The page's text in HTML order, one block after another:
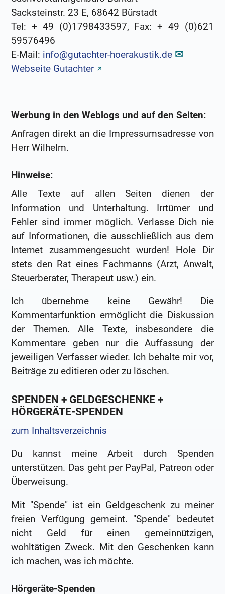
Sacksteinstr. 23 E, 68642 Bürstadt
Tel: + 49 (0)1798433597, Fax: + 49 (0)621
59576496
E-Mail: info@gutachter-hoerakustik.de
Webseite Gutachter
Werbung in den Weblogs und auf den Seiten:
Anfragen direkt an die Impressumsadresse von
Herr Wilhelm.
Hinweise:
Alle Texte auf allen Seiten dienen der
Information und Unterhaltung. Irrtümer und
Fehler sind immer möglich. Verlasse Dich nie
auf Informationen, die ausschließlich aus dem
Internet zusammengesucht wurden! Hole Dir
stets den Rat eines Fachmanns (Arzt, Anwalt,
Steuerberater, Therapeut usw.) ein.
Ich übernehme keine Gewähr! Die
Kommentarfunktion ermöglicht die Diskussion
der Themen. Alle Texte, insbesondere die
Kommentare geben nur die Auffassung der
jeweiligen Verfasser wieder. Ich behalte mir vor,
Beiträge zu editieren oder zu löschen.
SPENDEN + GELDGESCHENKE +
HÖRGERÄTE-SPENDEN
zum Inhaltsverzeichnis
Du kannst meine Arbeit durch Spenden
unterstützen. Das geht per PayPal, Patreon oder
Überweisung.
Mit "Spende" ist ein Geldgeschenk zu meiner
freien Verfügung gemeint. "Spende" bedeutet
nicht Geld für einen gemeinnützigen,
wohltätigen Zweck. Mit den Geschenken kann
ich machen, was ich möchte.
Hörgeräte-Spenden